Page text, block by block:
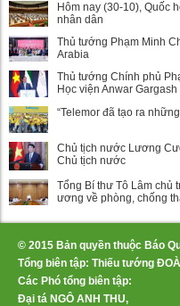
Hôm nay (30-10), Quốc
nhân dân
Thủ tướng Phạm Minh
Arabia
Thủ tướng Chính phủ
Học viện Anwar
“Telemor đã tạo ra
Chủ tịch nước Lương
Chủ tịch nước
Tổng Bí thư Tô Lâm chủ
ương về phòng, chống
© 2015 Bản quyền thuộc Báo
Tổng biên tập: Thiếu tướng
Các Phó tổng biên tập:
Đại tá NGÔ ANH THU,